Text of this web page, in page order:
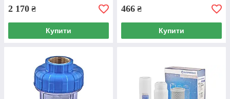
Якість товарів
Ми переконані у тому, що будь-яка
сантехніка, будь то фільтри для очищення
2 170 ₴
Купити
466 ₴
Купити